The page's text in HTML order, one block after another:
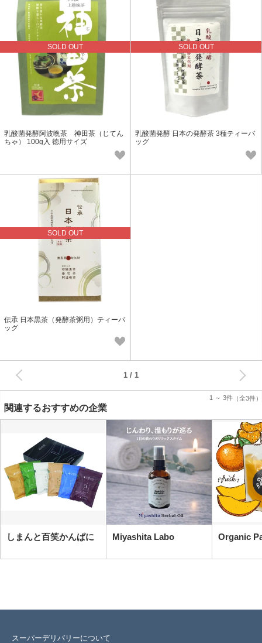
SOLD OUT
乳酸菌発酵阿波晩茶 神田茶（じてん
ちゃ） 100g入 徳用サイズ
SOLD OUT
乳酸菌発酵 日本の発酵茶 3種ティーバ
ッグ
SOLD OUT
伝承 日本黒茶（発酵茶粥用）ティーバ
ッグ
1 ～ 3件 （全3件）
1
関連するおすすめの企業
しまんと百笑かんぱに Miyashita Labo Organic
スーパーデリバリーについて